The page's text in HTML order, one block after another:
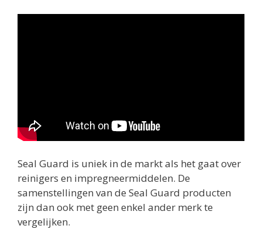
Seal Guard is uniek in de markt als het gaat over
reinigers en impregneermiddelen. De
samenstellingen van de Seal Guard producten
zijn dan ook met geen enkel ander merk te
vergelijken.